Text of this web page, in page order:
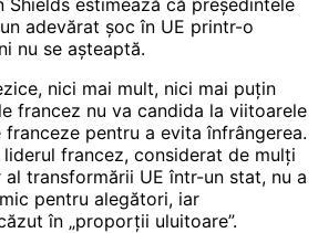
adevărat șoc în UE printr-o
nu se așteaptă.
nici mai mult, nici mai puțin
francez nu va candida la viitoarele
pentru a evita înfrângerea.
liderul francez, considerat de mulți
transformării UE într-un stat, nu a
pentru alegători, iar
în „proporții uluitoare”.